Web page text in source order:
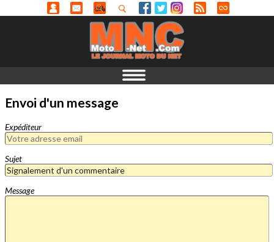
Envoi d'un message
Expéditeur
Sujet
Message